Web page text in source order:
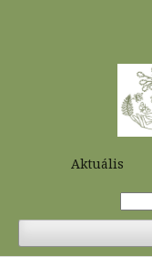
Aktuális